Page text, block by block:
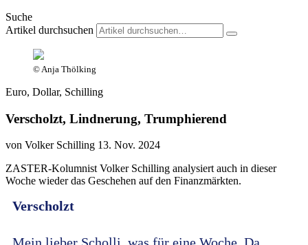
Suche
Artikel durchsuchen
© Anja Thölking
Euro, Dollar, Schilling
Verscholzt, Lindnerung, Trumphierend
von Volker Schilling 13. Nov. 2024
ZASTER-Kolumnist Volker Schilling analysiert auch in dieser
Woche wieder das Geschehen auf den Finanzmärkten.
Verscholzt